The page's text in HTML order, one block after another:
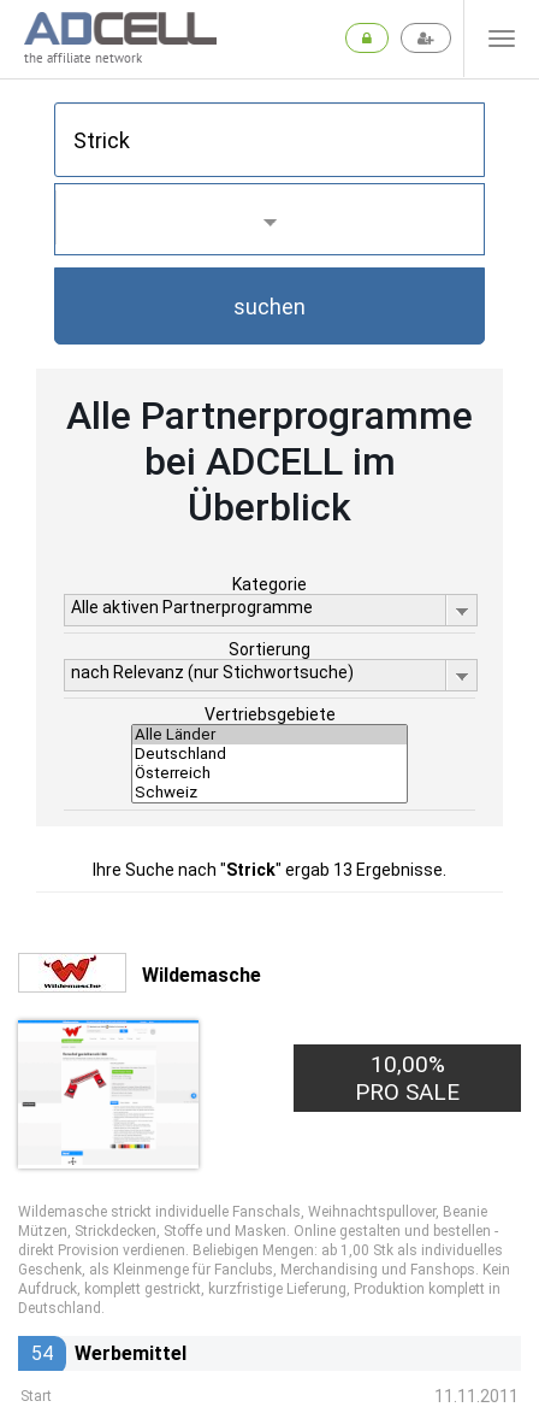
the affiliate network
suchen
Alle Partnerprogramme
bei ADCELL im
Überblick
Kategorie
Alle aktiven Partnerprogramme
Sortierung
nach Relevanz (nur Stichwortsuche)
Vertriebsgebiete
Ihre Suche nach "Strick" ergab 13 Ergebnisse.
Wildemasche
10,00%
PRO SALE
Wildemasche strickt individuelle Fanschals, Weihnachtspullover, Beanie
Mützen, Strickdecken, Stoffe und Masken. Online gestalten und bestellen -
direkt Provision verdienen. Beliebigen Mengen: ab 1,00 Stk als individuelles
Geschenk, als Kleinmenge für Fanclubs, Merchandising und Fanshops. Kein
Aufdruck, komplett gestrickt, kurzfristige Lieferung, Produktion komplett in
Deutschland.
54 Werbemittel
Start 11.11.2011